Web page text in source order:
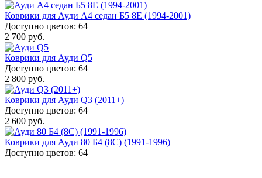
Коврики для Ауди А4 седан Б5 8E (1994-2001)
Доступно цветов: 64
2 700 руб.
Коврики для Ауди Q5
Доступно цветов: 64
2 800 руб.
Коврики для Ауди Q3 (2011+)
Доступно цветов: 64
2 600 руб.
Коврики для Ауди 80 Б4 (8C) (1991-1996)
Доступно цветов: 64